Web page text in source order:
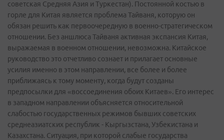
советская Средняя Азия и Туркестан). Постоянной костью в
горле для Китая является проблема Тайваня, которую он
обязан решить как первоочередную в военно-стратегическом
отношении. Без аншлюса Тайваня активная экспансия Китая,
выражаемая в военном отношении, невозможна. Китайское
руководство это отчетливо сознает и прилагает основные
усилия именно в этом направлении, все более и более
приближаясь к тому моменту, когда будут созданы
предпосылки для «воссоединения обоих Китаев». Его интерес
в западном направлении объясняется относительной
слабостью государственных режимов бывших советских
среднеазиатских республик - Кыргызстана, Узбекистана и
Казахстана. Ситуация, при которой слабые государства